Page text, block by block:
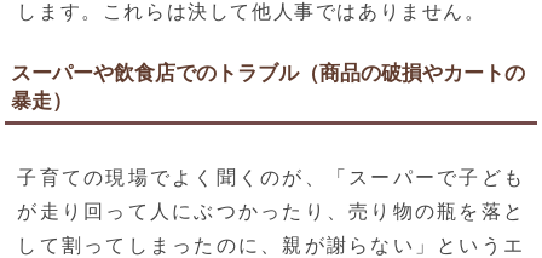
します。これらは決して他人事ではありません。
スーパーや飲食店でのトラブル（商品の破損やカートの
暴走）
子育ての現場でよく聞くのが、「スーパーで子ども
が走り回って人にぶつかったり、売り物の瓶を落と
して割ってしまったのに、親が謝らない」というエ